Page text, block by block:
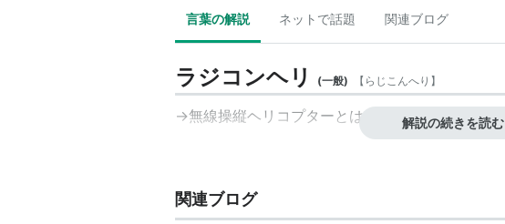
言葉の解説 ネットで話題 関連ブログ
ラジコンヘリ (一般) 【 らじこんへり 】
→無線操縦ヘリコプターとは - はてなキーワード
解説の続きを読む
関連ブログ